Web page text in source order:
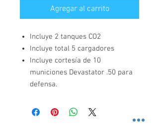
Agregar al carrito
Incluye 2 tanques CO2
Incluye total 5 cargadores
Incluye cortesía de 10
municiones Devastator .50 para
defensa.